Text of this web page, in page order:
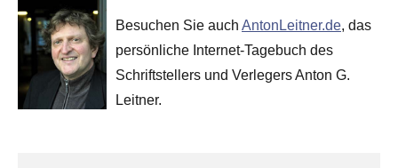
Besuchen Sie auch AntonLeitner.de, das
persönliche Internet-Tagebuch des
Schriftstellers und Verlegers Anton G.
Leitner.